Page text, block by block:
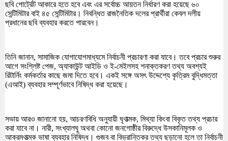
ছবি পোর্ট্রেট আকারে হতে হবে এবং এর সর্বোচ্চ আয়তন নির্ধারণ করা হয়েছে ৬০
সেন্টিমিটার বাই ৪৫ সেন্টিমিটার। নিবন্ধিত রাজনৈতিক দলের প্রার্থীরা কেবল দলীয়
প্রধানের ছবি ব্যবহার করতে পারবেন।
তিনি জানান, সামাজিক যোগাযোগমাধ্যমে নির্বাচনী প্রচারণা করা যাবে। তবে প্রচার শুরুর
আগে সংশ্লিষ্ট পেজ, অ্যাকাউন্ট আইডি ও ই-মেইলসহ শনাক্তকরণ তথ্য অবশ্যই
রিটার্নিং কর্মকর্তার কাছে জমা দিতে হবে। একই সঙ্গে অসৎ উদ্দেশ্যে কৃত্রিম বুদ্ধিমত্তা
(এআই) ব্যবহার সম্পূর্ণভাবে নিষিদ্ধ করা হয়েছে।
সভায় আরও জানানো হয়, আচরণবিধি অনুযায়ী ঘৃণাত্মক, মিথ্যা কিংবা বিকৃত তথ্য প্রচার
করা যাবে না। নারী, সংখ্যালঘু অথবা কোনো জনগোষ্ঠীর বিরুদ্ধে উসকানিমূলক ও
আক্রমণাত্মক ভাষা ব্যবহার নিষিদ্ধ। গুজব বা বিভ্রান্তিকর তথ্য ছড়ানো হলে তা নির্বাচনী